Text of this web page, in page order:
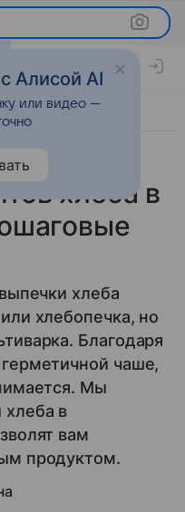
хлеба в
хлеба
хлебопечка, но
Благодаря
чаше,
Мы
в
вам
продуктом.
Алисой AI
или видео —